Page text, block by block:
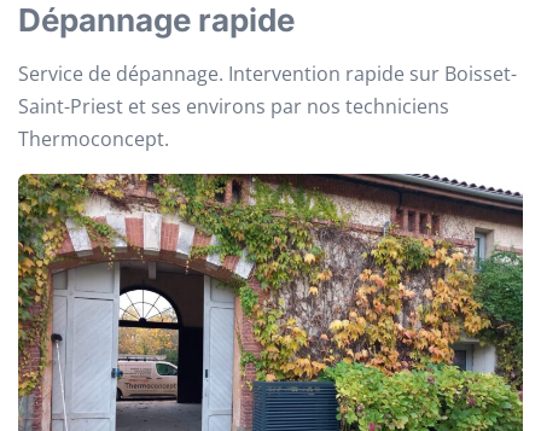
Dépannage rapide
Service de dépannage. Intervention rapide sur Boisset-
Saint-Priest et ses environs par nos techniciens
Thermoconcept.